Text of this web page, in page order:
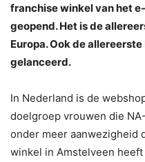
franchise winkel van het
geopend. Het is de
Europa. Ook de
gelanceerd.
In Nederland is de
doelgroep vrouwen die
onder meer aanwezigheid
winkel in Amstelveen